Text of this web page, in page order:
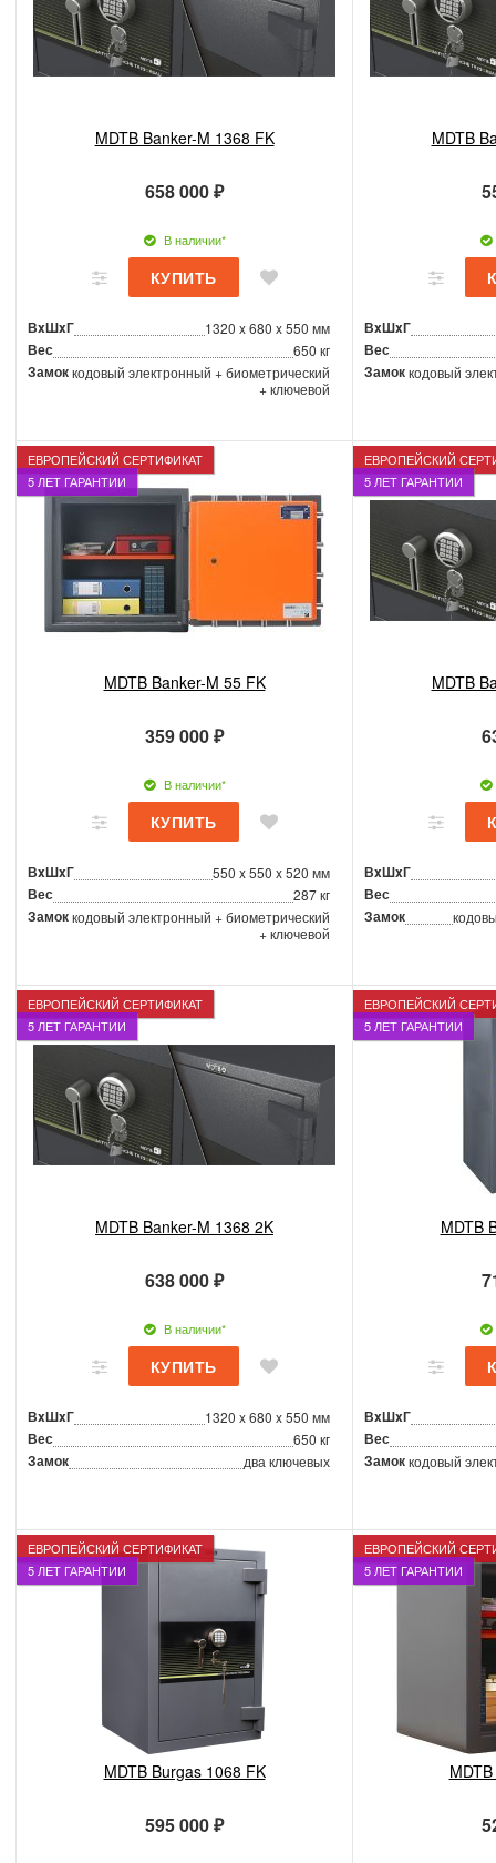
MDTB Banker-M 1368 FK
658 000 ₽
В наличии*
ВxШxГ 1320 x 680 x 550 мм
Вес 650 кг
Замоккодовый электронный + биометрический
+ ключевой
MDTB
ВxШxГ
Вес
Замоккодовый
ЕВРОПЕЙСКИЙ СЕРТИФИКАТ
5 ЛЕТ ГАРАНТИИ
MDTB Banker-M 55 FK
359 000 ₽
В наличии*
ВxШxГ 550 x 550 x 520 мм
Вес 287 кг
Замоккодовый электронный + биометрический
+ ключевой
ЕВРОПЕЙСКИЙ
5 ЛЕТ ГАРАНТИИ
MDTB
ВxШxГ
Вес
Замок
ЕВРОПЕЙСКИЙ СЕРТИФИКАТ
5 ЛЕТ ГАРАНТИИ
MDTB Banker-M 1368 2K
638 000 ₽
В наличии*
ВxШxГ 1320 x 680 x 550 мм
Вес 650 кг
Замок два ключевых
ЕВРОПЕЙСКИЙ
5 ЛЕТ ГАРАНТИИ
MDTB
ВxШxГ
Вес
Замоккодовый
ЕВРОПЕЙСКИЙ СЕРТИФИКАТ
5 ЛЕТ ГАРАНТИИ
MDTB Burgas 1068 FK
595 000 ₽
ЕВРОПЕЙСКИЙ
5 ЛЕТ ГАРАНТИИ